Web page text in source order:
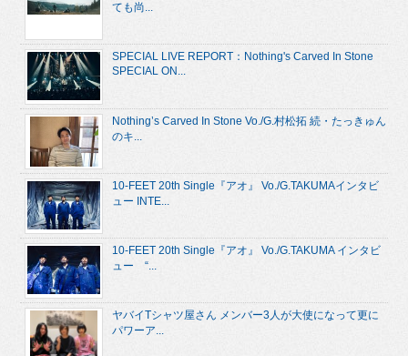
ても尚...
SPECIAL LIVE REPORT：Nothing's Carved In Stone
SPECIAL ON...
Nothing’s Carved In Stone Vo./G.村松拓 続・たっきゅん
のキ...
10-FEET 20th Single『アオ』 Vo./G.TAKUMAインタビ
ュー INTE...
10-FEET 20th Single『アオ』 Vo./G.TAKUMA インタビ
ュー “...
ヤバイTシャツ屋さん メンバー3人が大使になって更に
パワーア...